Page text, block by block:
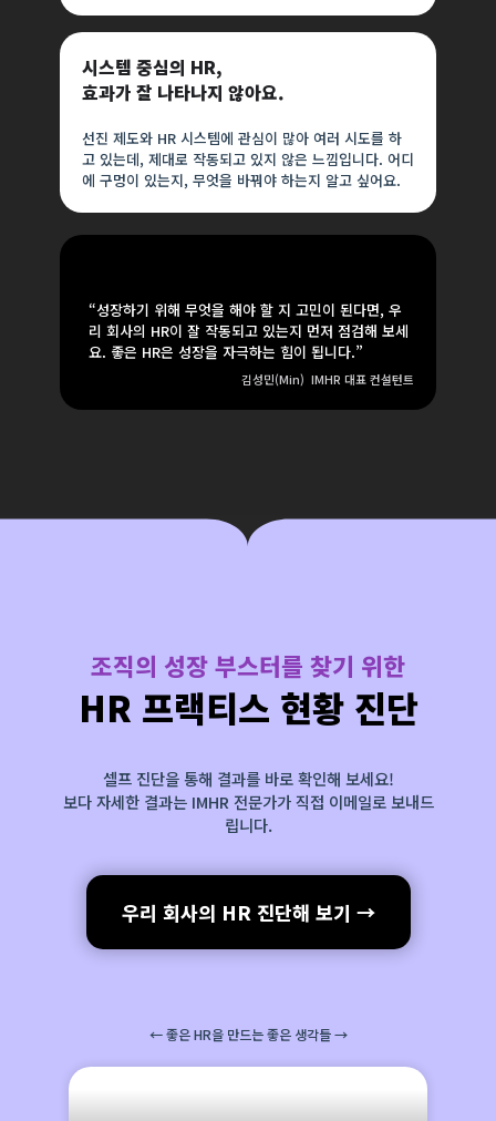
시스템 중심의 HR,
효과가 잘 나타나지 않아요.
선진 제도와 HR 시스템에 관심이 많아 여러 시도를 하
고 있는데, 제대로 작동되고 있지 않은 느낌입니다. 어디
에 구멍이 있는지, 무엇을 바꿔야 하는지 알고 싶어요.
“성장하기 위해 무엇을 해야 할 지 고민이 된다면, 우
리 회사의 HR이 잘 작동되고 있는지 먼저 점검해 보세
요. 좋은 HR은 성장을 자극하는 힘이 됩니다.”
김성민(Min) IMHR 대표 컨설턴트
조직의 성장 부스터를 찾기 위한
HR 프랙티스 현황 진단
셀프 진단을 통해 결과를 바로 확인해 보세요!
보다 자세한 결과는 IMHR 전문가가 직접 이메일로 보내드
립니다.
우리 회사의 HR 진단해 보기 →
← 좋은 HR을 만드는 좋은 생각들 →